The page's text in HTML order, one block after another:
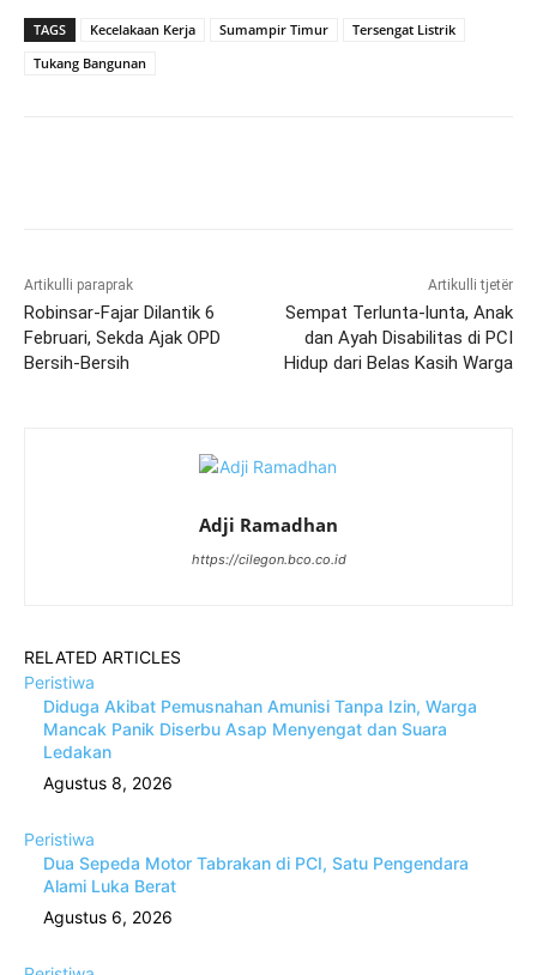
TAGS Kecelakaan Kerja Sumampir Timur
Tersengat Listrik
Tukang Bangunan
Artikulli paraprak
Robinsar-Fajar Dilantik 6
Februari, Sekda Ajak OPD
Bersih-Bersih
Artikulli tjetër
Sempat Terlunta-lunta, Anak
dan Ayah Disabilitas di PCI
Hidup dari Belas Kasih Warga
Adji Ramadhan
https://cilegon.bco.co.id
RELATED ARTICLES
Peristiwa
Diduga Akibat Pemusnahan Amunisi Tanpa Izin, Warga
Mancak Panik Diserbu Asap Menyengat dan Suara
Ledakan
Agustus 8, 2026
Peristiwa
Dua Sepeda Motor Tabrakan di PCI, Satu Pengendara
Alami Luka Berat
Agustus 6, 2026